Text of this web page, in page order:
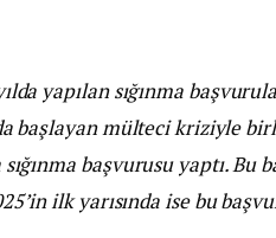
yapılan sığınma
başlayan mülteci kriziyle
başvurusu yaptı. Bu
ilk yarısında ise bu